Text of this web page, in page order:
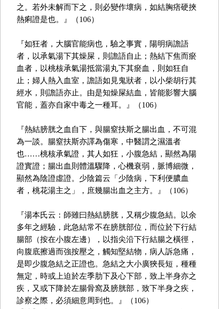
之。若外未解而下之，則必變作壞病，如結胸痞硬挾
熱痢證是也。』（106）
『如狂者，大腦官能病也，驗之事實，陽明病譫語
者，以承氣湯下其燥屎，則譫語自止；熱結下焦而瘀
血者，以桃核承氣湯抵當湯丸下其瘀血，則如狂自
止；婦人熱入血室，譫語如見鬼狀者，以小柴胡行其
經水，則譫語亦止。由是知燥屎結血，皆能影響大腦
官能，蓋亦自家中毒之一種耳。』（106）
『熱結膀胱之血自下，與腸窒扶斯之腸出血，不可混
為一談。腸窒扶斯亦譯為傷寒，中醫謂之濕溫者
也……桃核承氣證，其人如狂，小腹急結，顯然為陽
證實證；腸出血則體溫驟降，心機衰弱，脈博細微，
顯然為陰證虛證。少陰篇云「少陰病，下利便膿血
者，桃花湯主之」，庶幾腸出血之主方。』（106）
『湯本氏云：師雖曰熱結膀胱，又稱少腹急結。以余
多年之經驗，此急結常不在膀胱部位，而位於下行結
腸部（按在小腹左邊），以指尖沿下行結腸之橫徑，
向腹底擦過而強按壓之，觸知堅結物，病人訴急痛，
是即少腹急結之正證也。急結之大小廣狹長短，種種
無定，時或上迫於左季肋下及心下部，致上半身亦之
疾，又或下降於左腸骨窩及膀胱部，致下半身之疾，
診察之際，必須細意周到也。』（106）